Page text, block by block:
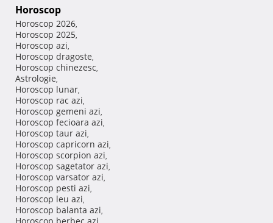
Horoscop
Horoscop 2026,
Horoscop 2025,
Horoscop azi,
Horoscop dragoste,
Horoscop chinezesc,
Astrologie,
Horoscop lunar,
Horoscop rac azi,
Horoscop gemeni azi,
Horoscop fecioara azi,
Horoscop taur azi,
Horoscop capricorn azi,
Horoscop scorpion azi,
Horoscop sagetator azi,
Horoscop varsator azi,
Horoscop pesti azi,
Horoscop leu azi,
Horoscop balanta azi,